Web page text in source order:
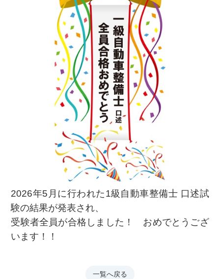
2026年5月に行われた1級自動車整備士 口述試
験の結果が発表され、
受験者全員が合格しました！ おめでとうござ
います！！
一覧へ戻る